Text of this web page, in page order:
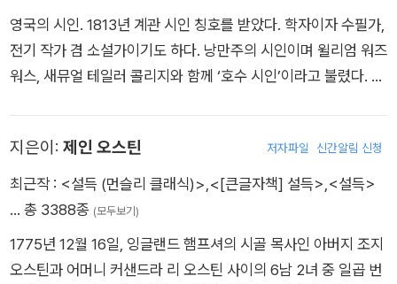
영국의 시인. 1813년 계관 시인 칭호를 받았다. 학자이자 수필가,
전기 작가 겸 소설가이기도 하다. 낭만주의 시인이며 윌리엄 워즈
워스, 새뮤얼 테일러 콜리지와 함께 ‘호수 시인’이라고 불렸다. 프
지은이: 제인 오스틴 저자파일 신간알림 신청
최근작 : <설득 (먼슬리 클래식)> <[큰글자책] 설득> <설득>
… 총 3388종 (모두보기)
1775년 12월 16일, 잉글랜드 햄프셔의 시골 목사인 아버지 조지
오스틴과 어머니 커샌드라 리 오스틴 사이의 6남 2녀 중 일곱 번